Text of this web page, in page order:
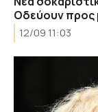
Οδεύουν προς
12/09 11:03